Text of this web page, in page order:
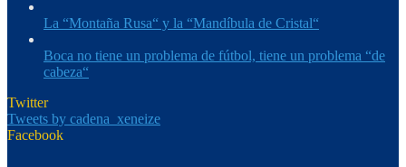
La “Montaña Rusa“ y la “Mandíbula de Cristal“
Boca no tiene un problema de fútbol, tiene un problema “de
cabeza“
Twitter
Tweets by cadena_xeneize
Facebook